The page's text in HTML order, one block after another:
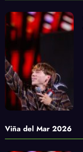
Viña del Mar 2026